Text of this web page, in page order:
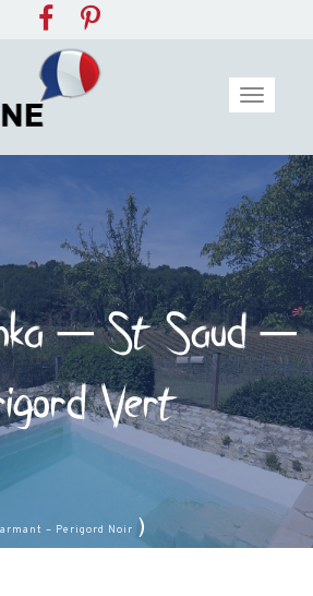
Toggle
– St Saud –
Vert
– Perigord Noir )